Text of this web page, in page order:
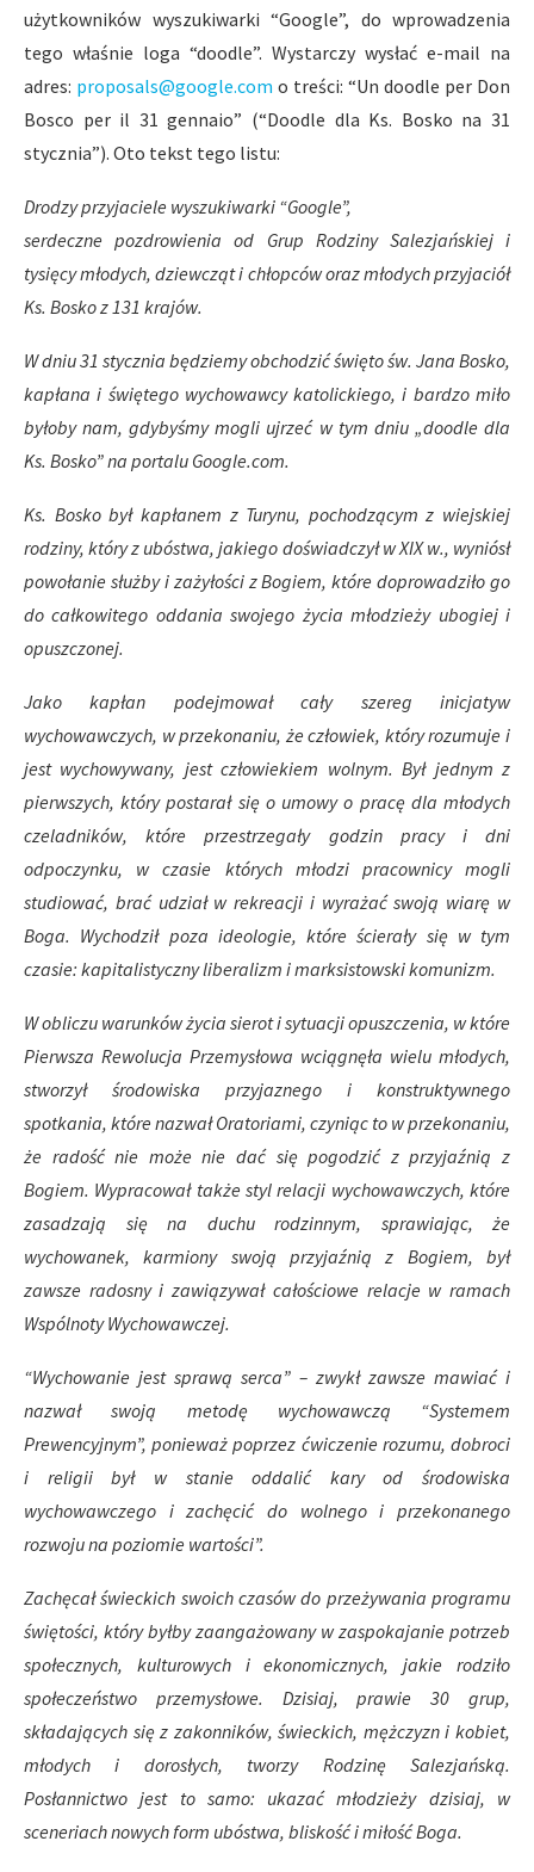
użytkowników wyszukiwarki “Google”, do wprowadzenia
tego właśnie loga “doodle”. Wystarczy wysłać e-mail na
adres: proposals@google.com o treści: “Un doodle per Don
Bosco per il 31 gennaio” (“Doodle dla Ks. Bosko na 31
stycznia”). Oto tekst tego listu:
Drodzy przyjaciele wyszukiwarki “Google”,
serdeczne pozdrowienia od Grup Rodziny Salezjańskiej i
tysięcy młodych, dziewcząt i chłopców oraz młodych przyjaciół
Ks. Bosko z 131 krajów.
W dniu 31 stycznia będziemy obchodzić święto św. Jana Bosko,
kapłana i świętego wychowawcy katolickiego, i bardzo miło
byłoby nam, gdybyśmy mogli ujrzeć w tym dniu „doodle dla
Ks. Bosko” na portalu Google.com.
Ks. Bosko był kapłanem z Turynu, pochodzącym z wiejskiej
rodziny, który z ubóstwa, jakiego doświadczył w XIX w., wyniósł
powołanie służby i zażyłości z Bogiem, które doprowadziło go
do całkowitego oddania swojego życia młodzieży ubogiej i
opuszczonej.
Jako kapłan podejmował cały szereg inicjatyw
wychowawczych, w przekonaniu, że człowiek, który rozumuje i
jest wychowywany, jest człowiekiem wolnym. Był jednym z
pierwszych, który postarał się o umowy o pracę dla młodych
czeladników, które przestrzegały godzin pracy i dni
odpoczynku, w czasie których młodzi pracownicy mogli
studiować, brać udział w rekreacji i wyrażać swoją wiarę w
Boga. Wychodził poza ideologie, które ścierały się w tym
czasie: kapitalistyczny liberalizm i marksistowski komunizm.
W obliczu warunków życia sierot i sytuacji opuszczenia, w które
Pierwsza Rewolucja Przemysłowa wciągnęła wielu młodych,
stworzył środowiska przyjaznego i konstruktywnego
spotkania, które nazwał Oratoriami, czyniąc to w przekonaniu,
że radość nie może nie dać się pogodzić z przyjaźnią z
Bogiem. Wypracował także styl relacji wychowawczych, które
zasadzają się na duchu rodzinnym, sprawiając, że
wychowanek, karmiony swoją przyjaźnią z Bogiem, był
zawsze radosny i zawiązywał całościowe relacje w ramach
Wspólnoty Wychowawczej.
“Wychowanie jest sprawą serca” – zwykł zawsze mawiać i
nazwał swoją metodę wychowawczą “Systemem
Prewencyjnym”, ponieważ poprzez ćwiczenie rozumu, dobroci
i religii był w stanie oddalić kary od środowiska
wychowawczego i zachęcić do wolnego i przekonanego
rozwoju na poziomie wartości”.
Zachęcał świeckich swoich czasów do przeżywania programu
świętości, który byłby zaangażowany w zaspokajanie potrzeb
społecznych, kulturowych i ekonomicznych, jakie rodziło
społeczeństwo przemysłowe. Dzisiaj, prawie 30 grup,
składających się z zakonników, świeckich, mężczyzn i kobiet,
młodych i dorosłych, tworzy Rodzinę Salezjańską.
Posłannictwo jest to samo: ukazać młodzieży dzisiaj, w
sceneriach nowych form ubóstwa, bliskość i miłość Boga.